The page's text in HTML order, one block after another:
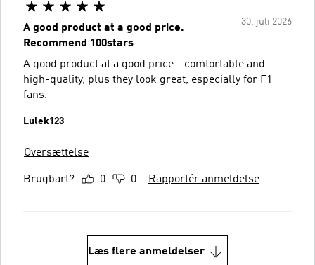
30. juli 2026
A good product at a good price.
Recommend 100stars
A good product at a good price—comfortable and
high-quality, plus they look great, especially for F1
fans.
Lulek123
Oversættelse
Brugbart? 0 0 Rapportér anmeldelse
Læs flere anmeldelser